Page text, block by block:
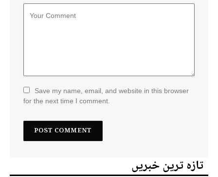
Save my name, email, and website in this browser
for the next time I comment.
تازہ ترین خبریں